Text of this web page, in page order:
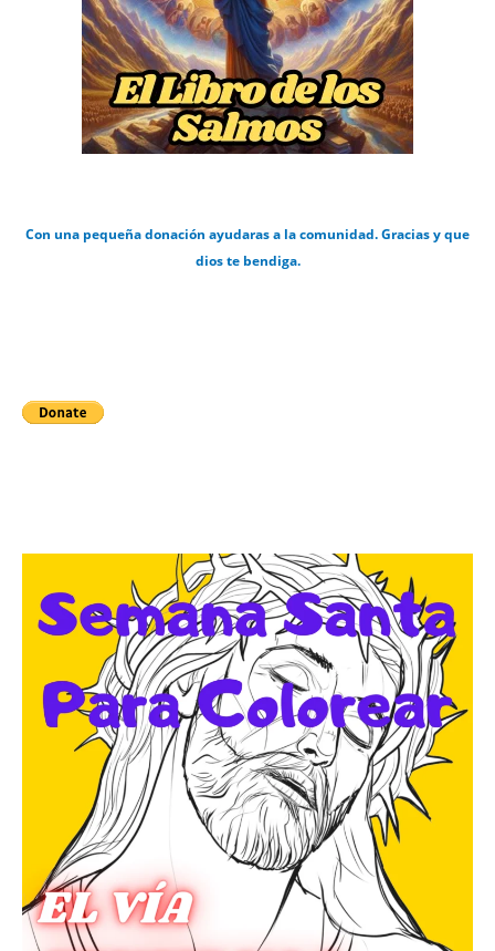
Con una pequeña donación ayudaras a la comunidad. Gracias y que
dios te bendiga.